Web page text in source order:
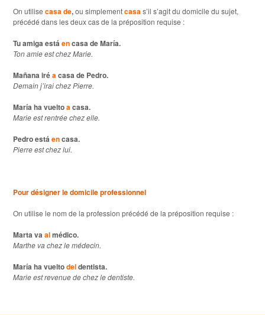
On utilise casa de,ou simplementcasas’il s’agit du domicile du sujet,
précédé dans les deux cas de la préposition requise :
Tu amiga está encasa de María.
Ton amie est chez Marie.
Mañana iréacasa de Pedro.
Demain j’irai chez Pierre.
María ha vueltoacasa.
Marie est rentrée chez elle.
Pedro está encasa.
Pierre est chez lui.
Pour désigner le domicile professionnel
On utilise le nom de la profession précédé de la préposition requise :
Marta va almédico.
Marthe va chez le médecin.
María ha vueltodeldentista.
Marie est revenue de chez le dentiste.